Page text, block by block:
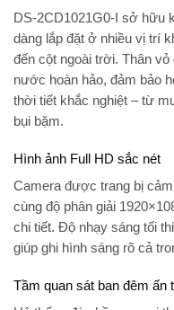
DS-2CD1021G0-I sở hữu
dàng lắp đặt ở nhiều vị trí
đến cột ngoài trời. Thân vỏ
nước hoàn hảo, đảm bảo
thời tiết khắc nghiệt – từ
bụi bặm.
Hình ảnh Full HD sắc nét
Camera được trang bị
cùng độ phân giải
chi tiết. Độ nhạy sáng tối
giúp ghi hình sáng rõ cả
Tầm quan sát ban đêm ấn